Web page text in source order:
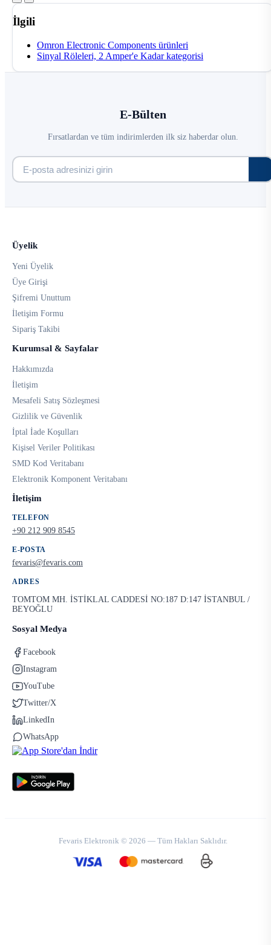
İlgili
Omron Electronic Components ürünleri
Sinyal Röleleri, 2 Amper'e Kadar kategorisi
E-Bülten
Fırsatlardan ve tüm indirimlerden ilk siz haberdar olun.
Üyelik
Yeni Üyelik
Üye Girişi
Şifremi Unuttum
İletişim Formu
Sipariş Takibi
Kurumsal & Sayfalar
Hakkımızda
İletişim
Mesafeli Satış Sözleşmesi
Gizlilik ve Güvenlik
İptal İade Koşulları
Kişisel Veriler Politikası
SMD Kod Veritabanı
Elektronik Komponent Veritabanı
İletişim
TELEFON
+90 212 909 8545
E-POSTA
fevaris@fevaris.com
ADRES
TOMTOM MH. İSTİKLAL CADDESİ NO:187 D:147 İSTANBUL /
BEYOĞLU
Sosyal Medya
Facebook
Instagram
YouTube
Twitter/X
LinkedIn
WhatsApp
Fevaris Elektronik © 2026 — Tüm Hakları Saklıdır.